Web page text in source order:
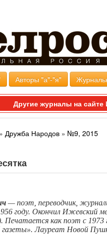
Авторы "а"-"я"
Другие журналы на
» Дружба Народов » №9, 2015
— поэт, переводчик,
году. Окончил Ижевский
Печатается как поэт с
газеты». Лауреат Новой